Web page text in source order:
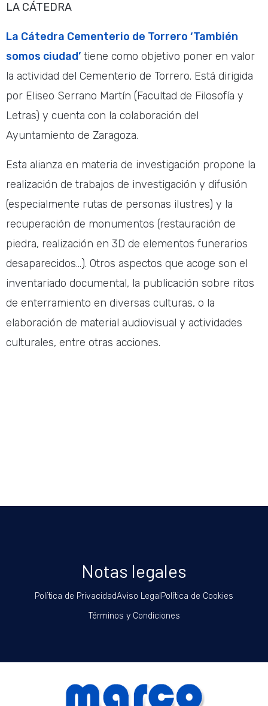
LA CÁTEDRA
La Cátedra Cementerio de Torrero ‘También
somos ciudad’ tiene como objetivo poner en valor
la actividad del Cementerio de Torrero. Está dirigida
por Eliseo Serrano Martín (Facultad de Filosofía y
Letras) y cuenta con la colaboración del
Ayuntamiento de Zaragoza.
Esta alianza en materia de investigación propone la
realización de trabajos de investigación y difusión
(especialmente rutas de personas ilustres) y la
recuperación de monumentos (restauración de
piedra, realización en 3D de elementos funerarios
desaparecidos…). Otros aspectos que acoge son el
inventariado documental, la publicación sobre ritos
de enterramiento en diversas culturas, o la
elaboración de material audiovisual y actividades
culturales, entre otras acciones.
Notas legales
Política de PrivacidadAviso Legal Política de Cookies
Términos y Condiciones